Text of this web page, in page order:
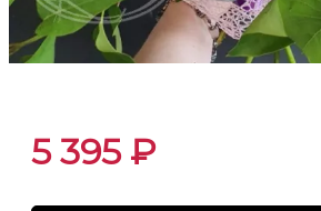
5 395₽